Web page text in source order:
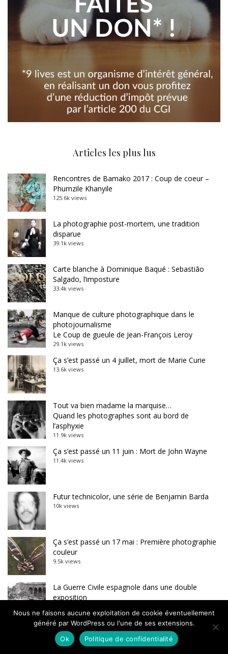
Articles les plus lus
Rencontres de Bamako 2017 : Coup de coeur –
Phumzile Khanyile
125.6k views
La photographie post-mortem, une tradition
disparue
39.1k views
Carte blanche à Dominique Baqué : Sebastião
Salgado, l’imposture
33.4k views
Manque de culture photographique dans le
photojournalisme
Le Coup de gueule de Jean-François Leroy
29.1k views
Ça s’est passé un 4 juillet, mort de Marie Curie
13.6k views
Tout va bien madame la marquise…
Quand les photographes sont au bord de
l’asphyxie
11.9k views
Ça s’est passé un 11 juin : Mort de John Wayne
11.4k views
Futur technicolor, une série de Benjamin Barda
10k views
Ça s’est passé un 17 mai : Première photographie
couleur
9.5k views
La Guerre Civile espagnole dans une double
exposition
Nous ne faisons aucune exploitation de cookie éventuellement
généré par WordPress ou l'une de ses extensions.
Ok
Politique de confidentialité